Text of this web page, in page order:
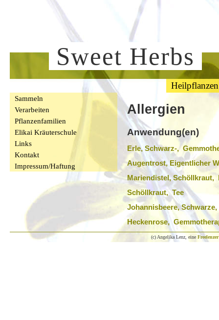
Sweet Herbs
Heilpflanzen
Sammeln
Verarbeiten
Pflanzenfamilien
Elikai Kräuterschule
Links
Kontakt
Impressum/Haftung
Allergien
Anwendung(en)
Erle, Schwarz-,
Augentrost, Eigentlicher
Mariendistel, Schöllkraut,
Schöllkraut, Tee
Johannisbeere,
Heckenrose,
(c) Angelika Lenz, eine Freelenzer